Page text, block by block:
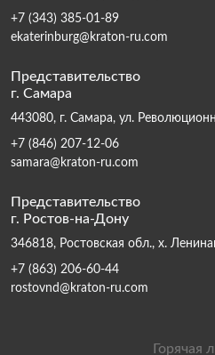
+7 (343) 385-01-89
ekaterinburg@kraton-ru.com
Представительство
г. Самара
443080, г. Самара, ул.
+7 (846) 207-12-06
samara@kraton-ru.com
Представительство
г. Ростов-на-Дону
346818, Ростовская обл., х.
+7 (863) 206-60-44
rostovnd@kraton-ru.com
Горячая